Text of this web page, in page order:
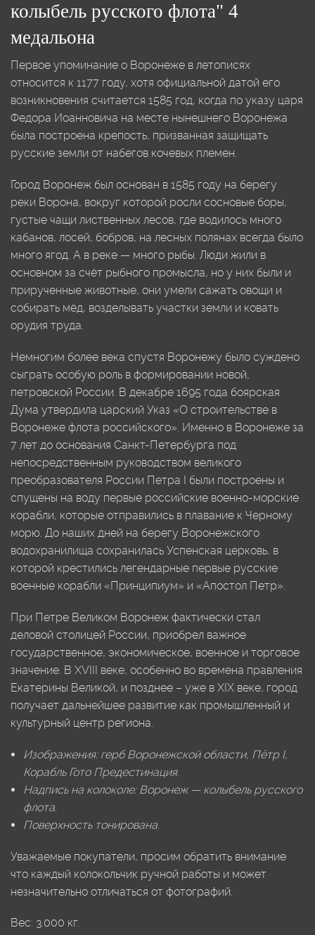
колыбель русского флота" 4
медальона
Первое упоминание о Воронеже в летописях
относится к 1177 году, хотя официальной датой его
возникновения считается 1585 год, когда по указу царя
Федора Иоанновича на месте нынешнего Воронежа
была построена крепость, призванная защищать
русские земли от набегов кочевых племен.
Город Воронеж был основан в 1585 году на берегу
реки Ворона, вокруг которой росли сосновые боры,
густые чащи лиственных лесов, где водилось много
кабанов, лосей, бобров, на лесных полянах всегда было
много ягод. А в реке — много рыбы. Люди жили в
основном за счёт рыбного промысла, но у них были и
прирученные животные, они умели сажать овощи и
собирать мёд, возделывать участки земли и ковать
орудия труда.
Немногим более века спустя Воронежу было суждено
сыграть особую роль в формировании новой,
петровской России. В декабре 1695 года боярская
Дума утвердила царский Указ «О строительстве в
Воронеже флота российского». Именно в Воронеже за
7 лет до основания Санкт-Петербурга под
непосредственным руководством великого
преобразователя России Петра I были построены и
спущены на воду первые российские военно-морские
корабли, которые отправились в плавание к Черному
морю. До наших дней на берегу Воронежского
водохранилища сохранилась Успенская церковь, в
которой крестились легендарные первые русские
военные корабли «Принципиум» и «Апостол Петр».
При Петре Великом Воронеж фактически стал
деловой столицей России, приобрел важное
государственное, экономическое, военное и торговое
значение. В XVIII веке, особенно во времена правления
Екатерины Великой, и позднее – уже в XIX веке, город
получает дальнейшее развитие как промышленный и
культурный центр региона.
Изображения: герб Воронежской области, Пётр I,
Корабль Гото Предестинация.
Надпись на колоколе: Воронеж — колыбель русского
флота.
Поверхность тонирована.
Уважаемые покупатели, просим обратить внимание
что каждый колокольчик ручной работы и может
незначительно отличаться от фотографий.
Вес: 3.000 кг.